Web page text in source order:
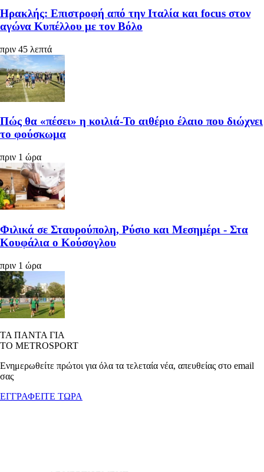
Ηρακλής: Επιστροφή από την Ιταλία και focus στον
αγώνα Κυπέλλου με τον Βόλο
πριν 45 λεπτά
Πώς θα «πέσει» η κοιλιά-Το αιθέριο έλαιο που διώχνει
το φούσκωμα
πριν 1 ώρα
Φιλικά σε Σταυρούπολη, Ρύσιο και Μεσημέρι - Στα
Κουφάλια ο Κούσογλου
πριν 1 ώρα
ΤΑ ΠΑΝΤΑ ΓΙΑ
ΤΟ METROSPORT
Ενημερωθείτε πρώτοι για όλα τα τελεταία νέα, απευθείας στο email
σας
ΕΓΓΡΑΦΕΙΤΕ ΤΩΡΑ